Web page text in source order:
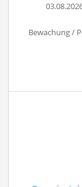
Bewachung /